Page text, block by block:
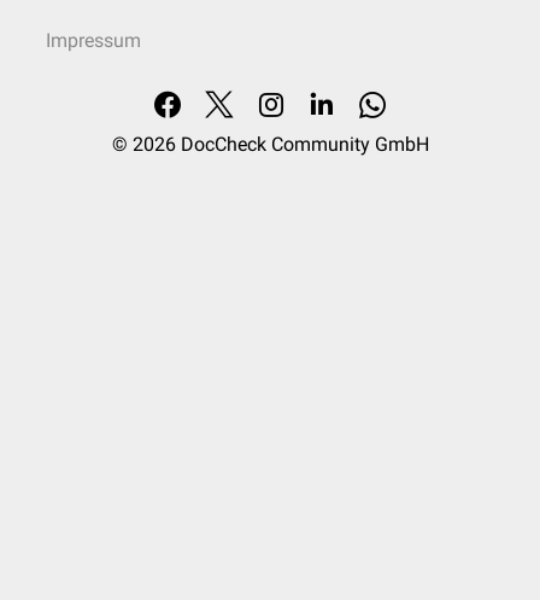
Impressum
© 2026 DocCheck Community GmbH